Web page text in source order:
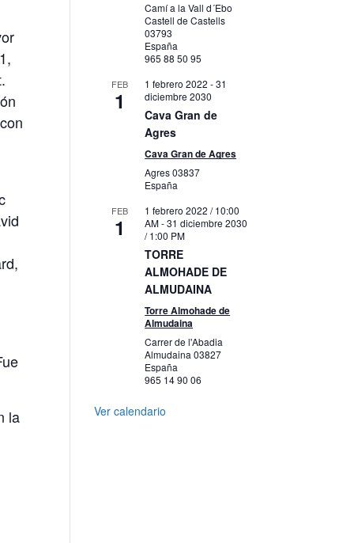
la
Camí a la Vall d´Ebo
Castell de Castells
03793
España
965 88 50 95
FEB
1
1 febrero 2022 -31
diciembre 2030
Cava Gran de
Agres
Cava Gran de Agres
Agres03837
España
FEB
1
1 febrero 2022 / 10:00
AM-31 diciembre 2030
/ 1:00 PM
TORRE
ALMOHADE DE
ALMUDAINA
Torre Almohade de
Almudaina
Carrer de l'Abadia
Almudaina03827
España
965 14 90 06
Ver calendario